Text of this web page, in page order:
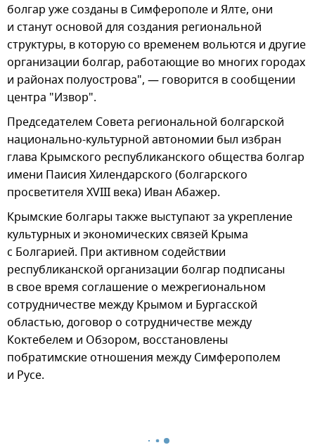
болгар уже созданы в Симферополе и Ялте, они
и станут основой для создания региональной
структуры, в которую со временем вольются и другие
организации болгар, работающие во многих городах
и районах полуострова", — говорится в сообщении
центра "Извор".
Председателем Совета региональной болгарской
национально-культурной автономии был избран
глава Крымского республиканского общества болгар
имени Паисия Хилендарского (болгарского
просветителя XVIII века) Иван Абажер.
Крымские болгары также выступают за укрепление
культурных и экономических связей Крыма
с Болгарией. При активном содействии
республиканской организации болгар подписаны
в свое время соглашение о межрегиональном
сотрудничестве между Крымом и Бургасской
областью, договор о сотрудничестве между
Коктебелем и Обзором, восстановлены
побратимские отношения между Симферополем
и Русе.